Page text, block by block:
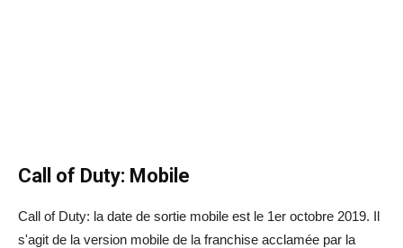
Call of Duty: Mobile
Call of Duty: la date de sortie mobile est le 1er octobre 2019. Il
s'agit de la version mobile de la franchise acclamée par la